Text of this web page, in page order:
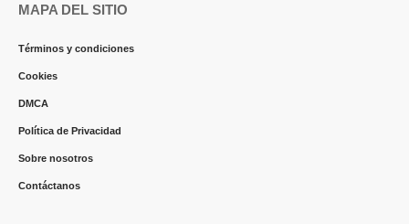
MAPA DEL SITIO
Términos y condiciones
Cookies
DMCA
Política de Privacidad
Sobre nosotros
Contáctanos